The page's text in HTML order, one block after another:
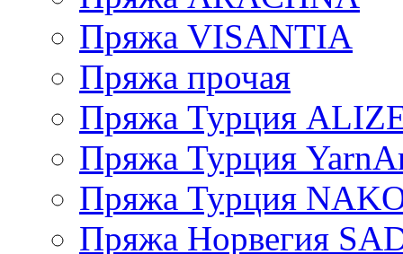
Пряжа VISANTIA
Пряжа прочая
Пряжа Турция
Пряжа Турция
Пряжа Турция
Пряжа Норвегия